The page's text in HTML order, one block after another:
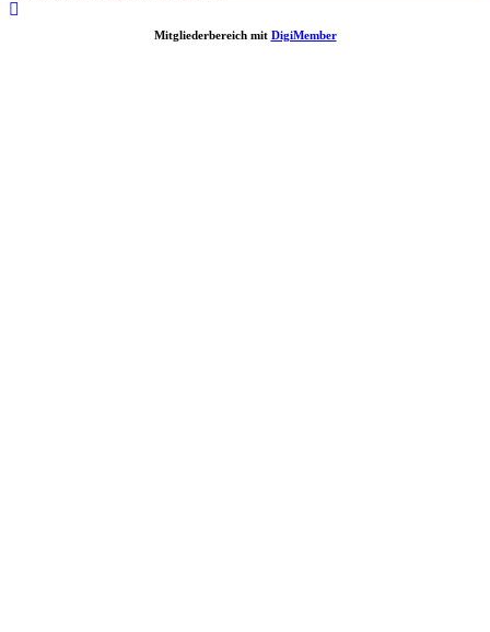
Mitgliederbereich mit DigiMember